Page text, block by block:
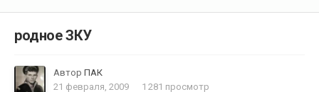
родное ЗКУ
Автор ПАК
21 февраля, 2009
1 281 просмотр